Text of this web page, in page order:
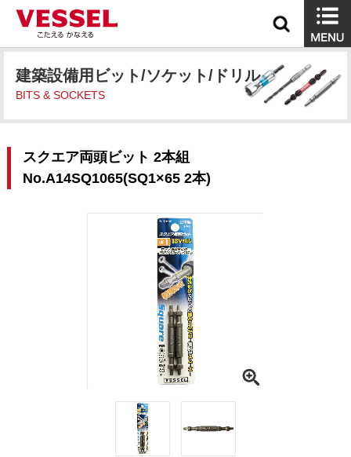
建築設備用ビット/ソケット/ドリル
BITS & SOCKETS
スクエア両頭ビット 2本組
No.A14SQ1065(SQ1×65 2本)